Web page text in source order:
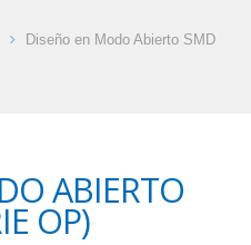
Diseño en Modo Abierto SMD
ABIERTO
OP)